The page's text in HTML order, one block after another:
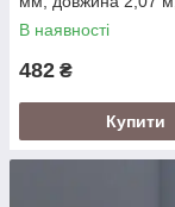
В наявності
482 ₴
Купити